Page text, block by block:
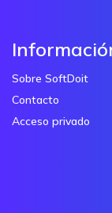
Sobre SoftDoit
Contacto
Acceso privado